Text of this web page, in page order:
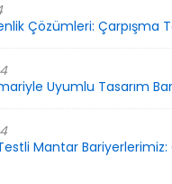
Çözümleri: Çarpışma
Uyumlu Tasarım
Mantar Bariyerlerimiz: